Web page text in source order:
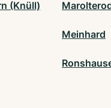
(Knüll)
Meinhard